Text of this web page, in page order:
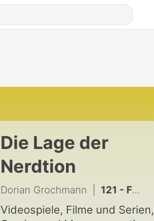
Die Lage der
Nerdtion
Dorian Grochmann 121 - Folge 85 - Summer Game Fest 2026
Videospiele, Filme und Serien,